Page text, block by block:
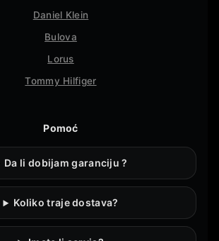
Daniel Klein
Bulova
Lorus
Tommy Hilfiger
Pomoć
Da li dobijam garanciju ?
Koliko traje dostava?